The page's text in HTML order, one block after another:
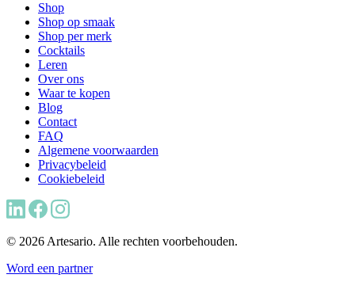
Shop
Shop op smaak
Shop per merk
Cocktails
Leren
Over ons
Waar te kopen
Blog
Contact
FAQ
Algemene voorwaarden
Privacybeleid
Cookiebeleid
© 2026 Artesario. Alle rechten voorbehouden.
Word een partner